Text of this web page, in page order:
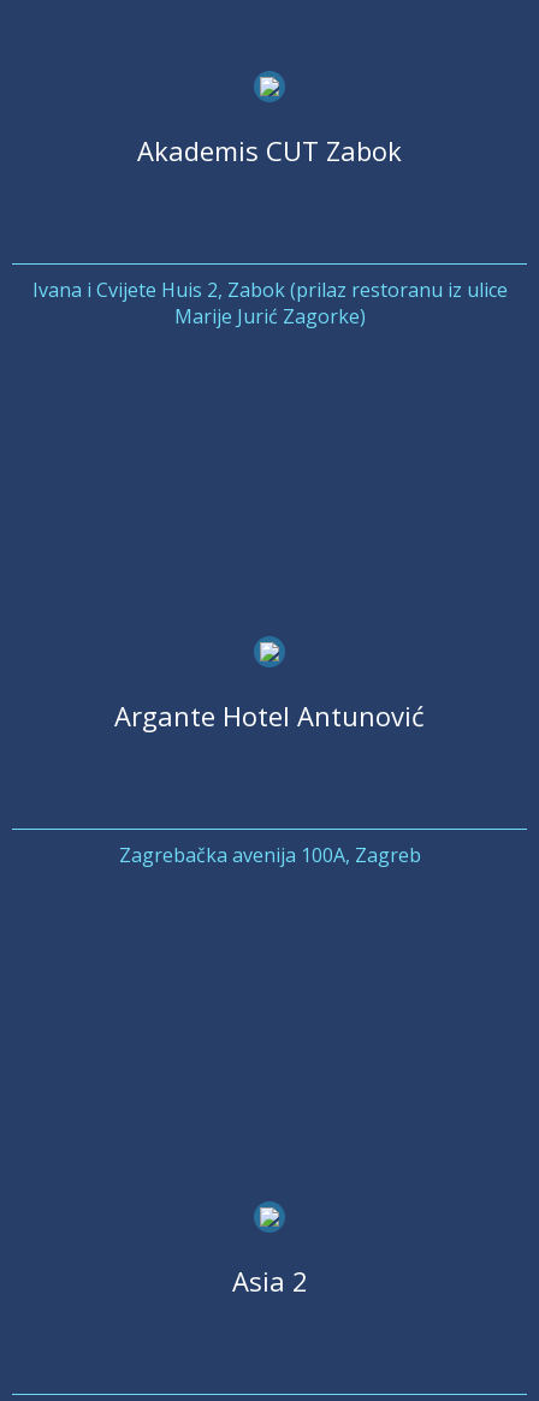
Akademis CUT Zabok
Ivana i Cvijete Huis 2, Zabok (prilaz restoranu iz ulice
Marije Jurić Zagorke)
Argante Hotel Antunović
Zagrebačka avenija 100A, Zagreb
Asia 2